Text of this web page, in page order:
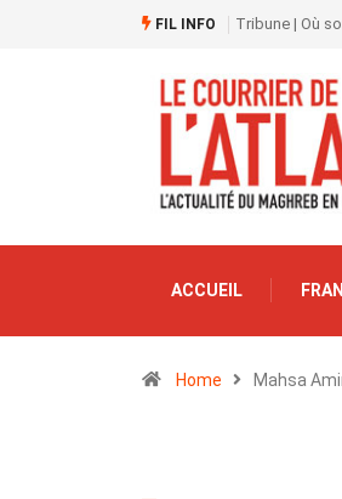
FIL INFO Tribune | Où
ACCUEIL
Home Mahsa